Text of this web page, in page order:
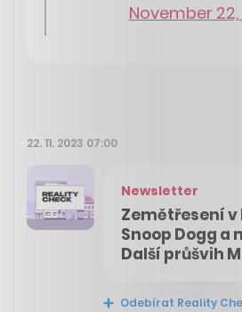
November
22. 11. 2023 07:00
Newsletter
Zemětřesení v
Snoop Dogg a
Další průšvih
Odebírat Reality